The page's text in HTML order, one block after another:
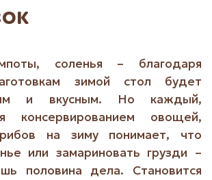
соленья – благодаря
зимой стол будет
и вкусным. Но каждый,
консервированием овощей,
на зиму понимает, что
или замариновать грузди –
половина дела. Становится